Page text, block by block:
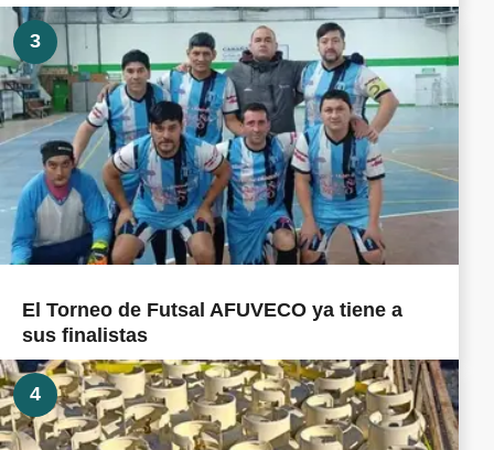
3
El Torneo de Futsal AFUVECO ya tiene a
sus finalistas
4